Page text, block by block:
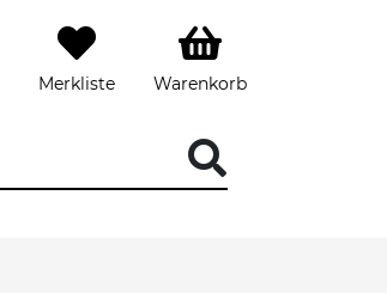
Merkliste Warenkorb